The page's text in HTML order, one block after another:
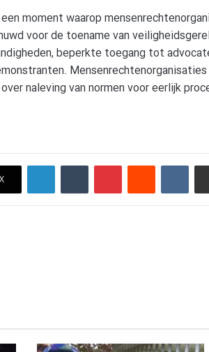
moment waarop
voor de toename van
beperkte toegang tot
naleving van normen voor eerlijk
X
LinkedInTumblrPinterestReddit